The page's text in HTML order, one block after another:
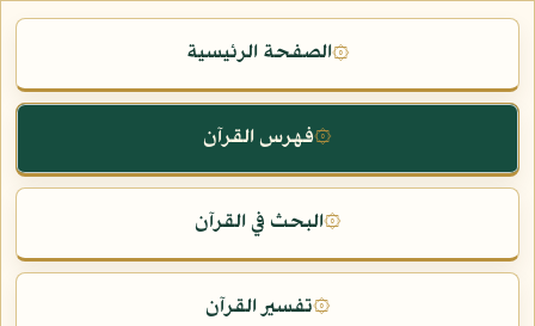
۞الصفحة الرئيسية
۞فهرس القرآن
۞البحث في القرآن
۞تفسير القرآن